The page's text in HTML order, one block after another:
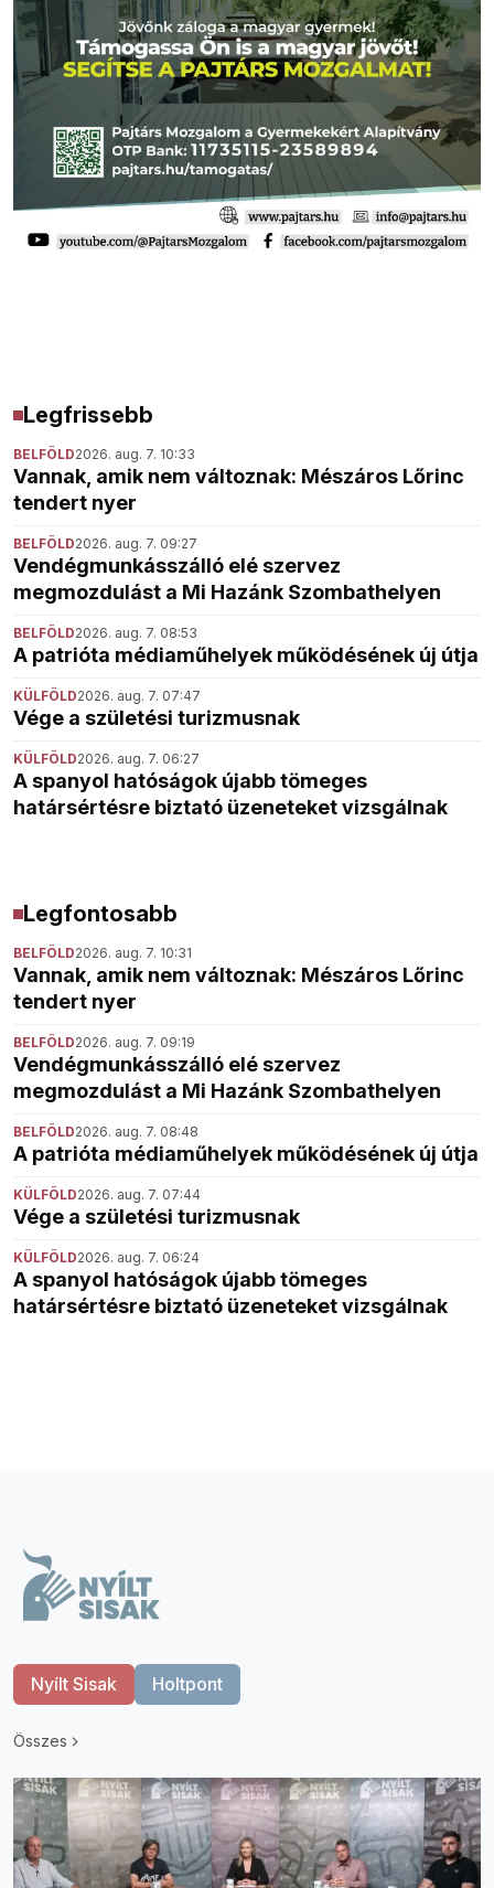
Legfrissebb
BELFÖLD2026. aug. 7. 10:33
Vannak, amik nem változnak: Mészáros Lőrinc
tendert nyer
BELFÖLD2026. aug. 7. 09:27
Vendégmunkásszálló elé szervez
megmozdulást a Mi Hazánk Szombathelyen
BELFÖLD2026. aug. 7. 08:53
A patrióta médiaműhelyek működésének új útja
KÜLFÖLD2026. aug. 7. 07:47
Vége a születési turizmusnak
KÜLFÖLD2026. aug. 7. 06:27
A spanyol hatóságok újabb tömeges
határsértésre biztató üzeneteket vizsgálnak
Legfontosabb
BELFÖLD2026. aug. 7. 10:31
Vannak, amik nem változnak: Mészáros Lőrinc
tendert nyer
BELFÖLD2026. aug. 7. 09:19
Vendégmunkásszálló elé szervez
megmozdulást a Mi Hazánk Szombathelyen
BELFÖLD2026. aug. 7. 08:48
A patrióta médiaműhelyek működésének új útja
KÜLFÖLD2026. aug. 7. 07:44
Vége a születési turizmusnak
KÜLFÖLD2026. aug. 7. 06:24
A spanyol hatóságok újabb tömeges
határsértésre biztató üzeneteket vizsgálnak
Nyílt Sisak Holtpont
Összes